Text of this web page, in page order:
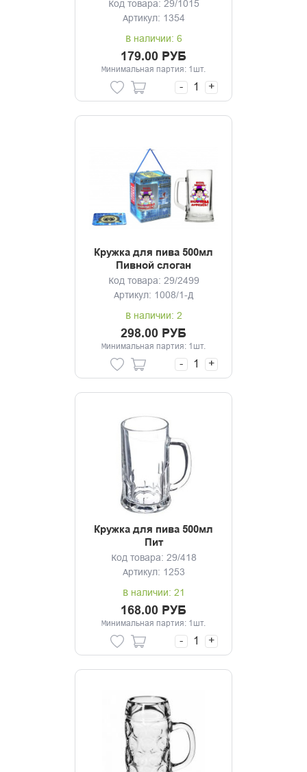
Код товара: 29/1015
Артикул: 1354
В наличии: 6
179.00 РУБ
Минимальная партия: 1шт.
- +
Кружка для пива 500мл
Пивной слоган
Код товара: 29/2499
Артикул: 1008/1-Д
В наличии: 2
298.00 РУБ
Минимальная партия: 1шт.
- +
Кружка для пива 500мл
Пит
Код товара: 29/418
Артикул: 1253
В наличии: 21
168.00 РУБ
Минимальная партия: 1шт.
- +